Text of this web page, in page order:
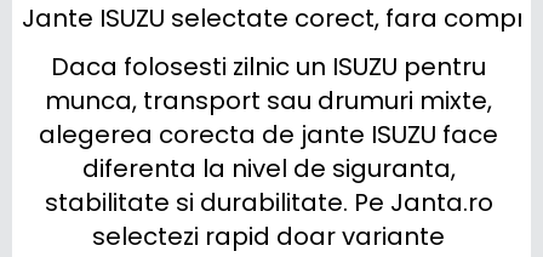
Jante ISUZU selectate corect, fara
Daca folosesti zilnic un ISUZU pentru
munca, transport sau drumuri mixte,
alegerea corecta de jante ISUZU face
diferenta la nivel de siguranta,
stabilitate si durabilitate. Pe Janta.ro
selectezi rapid doar variante